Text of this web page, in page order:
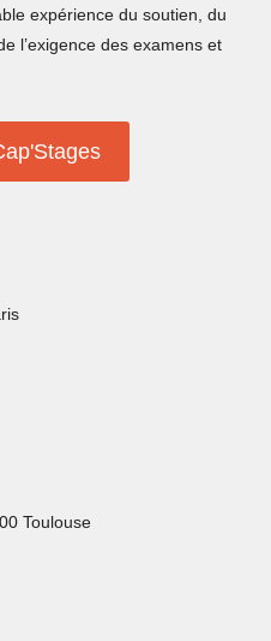
expérience du soutien, du
l’exigence des examens et
Toulouse